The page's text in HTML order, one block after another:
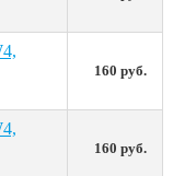
160 руб.
160 руб.